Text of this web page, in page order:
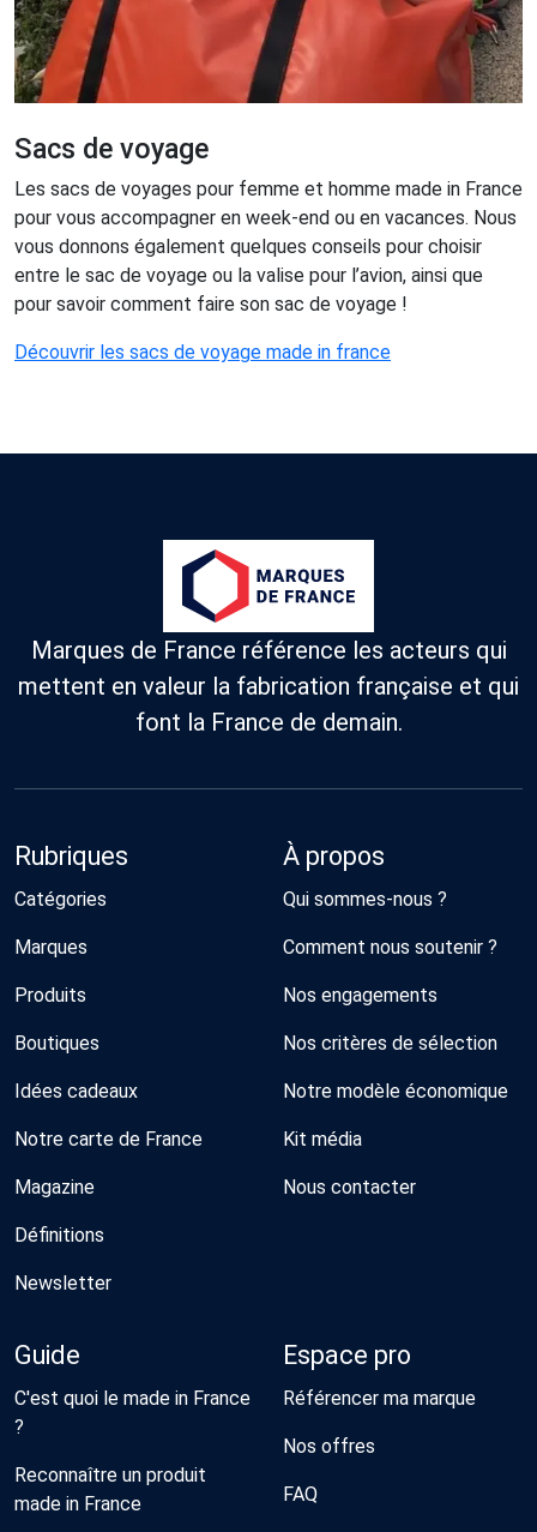
Sacs de voyage
Les sacs de voyages pour femme et homme made in France
pour vous accompagner en week-end ou en vacances. Nous
vous donnons également quelques conseils pour choisir
entre le sac de voyage ou la valise pour l’avion, ainsi que
pour savoir comment faire son sac de voyage !
Découvrir les sacs de voyage made in france
Marques de France référence les acteurs qui
mettent en valeur la fabrication française et qui
font la France de demain.
Rubriques
Catégories
Marques
Produits
Boutiques
Idées cadeaux
Notre carte de France
Magazine
Définitions
Newsletter
À propos
Qui sommes-nous ?
Comment nous soutenir ?
Nos engagements
Nos critères de sélection
Notre modèle économique
Kit média
Nous contacter
Guide
C'est quoi le made in France
?
Reconnaître un produit
made in France
Espace pro
Référencer ma marque
Nos offres
FAQ